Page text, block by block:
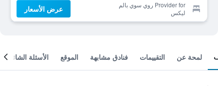
Provider for روي سوي بالم
ليكس
عرض الأسعار
لمحة عن التقييمات فنادق مشابهة الموقع الأسئلة الشائعة